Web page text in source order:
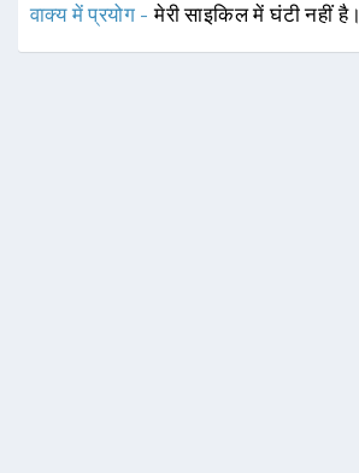
वाक्य में प्रयोग -मेरी साइकिल में घंटी नहीं है।